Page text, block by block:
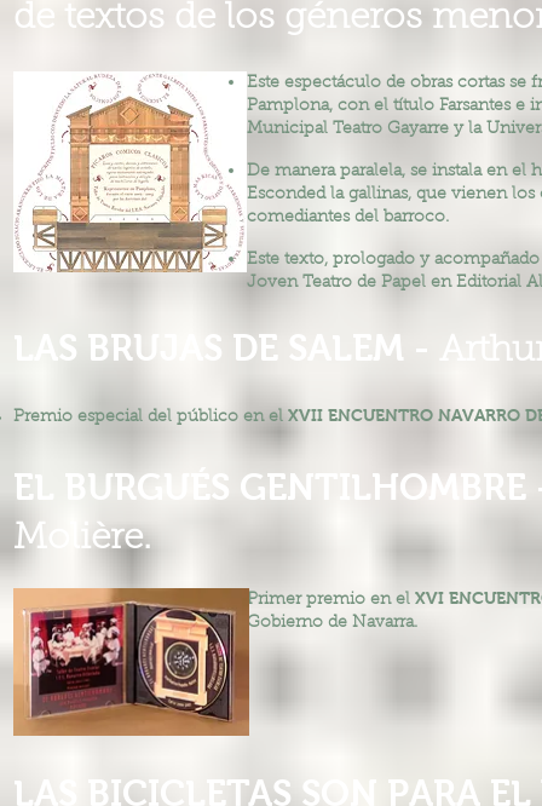
de textos de los géneros
Este espectáculo de obras cortas se
Pamplona, con el título Farsantes e
Municipal Teatro Gayarre y la
De manera paralela, se instala en el
Esconded la gallinas, que vienen
comediantes del barroco.
Este texto, prologado y
Joven Teatro de Papel en Editorial
LAS BRUJAS DE SALEM -
Premio especial del público en el XVII ENCUENTRO NAVARRO
EL BURGUÉS
Molière.
Primer premio en el XVI
Gobierno de Navarra.
LAS BICICLETAS SON PARA